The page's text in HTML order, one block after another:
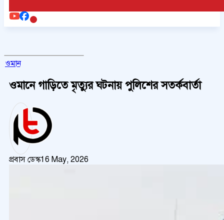
ওমান
ওমানে গাড়িতে মৃত্যুর ঘটনায় পুলিশের সতর্কবার্তা
প্রবাস ডেস্ক16 May, 2026